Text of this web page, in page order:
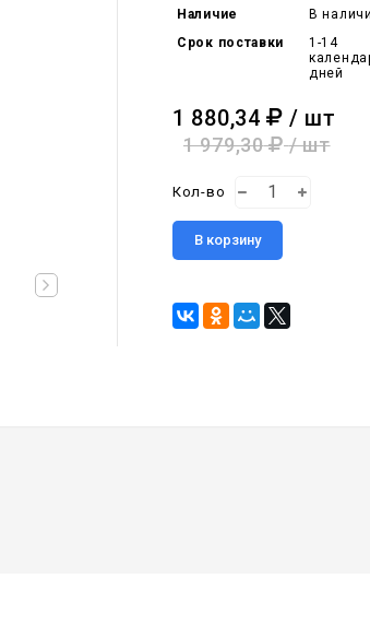
Наличие
В
Срок поставки
1-14
дней
1 880,34 / шт
1 979,30 / шт
Кол-во
В корзину